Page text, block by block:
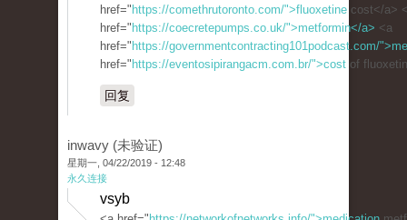
href=" https://comethrutoronto.com/">fluoxetine cost</a>
href=" https://coecretepumps.co.uk/">metformin</a> <a
href=" https://governmentcontracting101podcast.com/
href=" https://eventosipirangacm.com.br/">cost of
回复
inwavy (未验证)
星期一, 04/22/2019 - 12:48
永久连接
vsyb